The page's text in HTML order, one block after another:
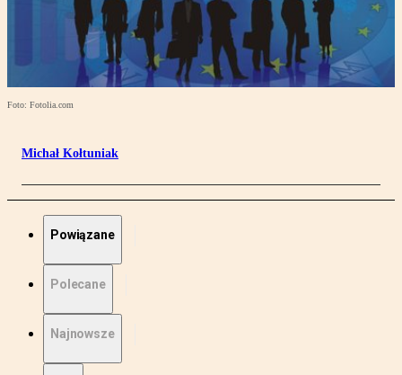
Foto: Fotolia.com
Michał Kołtuniak
Powiązane
Polecane
Najnowsze